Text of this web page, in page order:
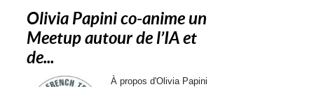
Olivia Papini co-anime un
Meetup autour de l’IA et
de...
À propos d'Olivia Papini